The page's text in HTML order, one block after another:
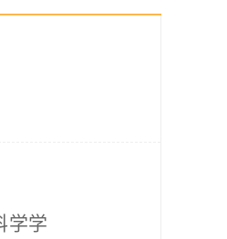
学学